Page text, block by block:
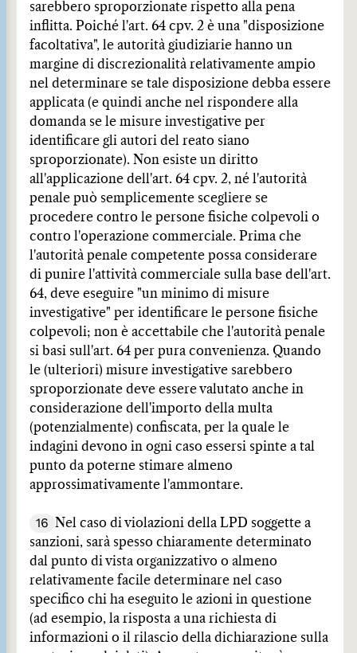
sarebbero sproporzionate rispetto alla pena
inflitta. Poiché l'art. 64 cpv. 2 è una "disposizione
facoltativa", le autorità giudiziarie hanno un
margine di discrezionalità relativamente ampio
nel determinare se tale disposizione debba essere
applicata (e quindi anche nel rispondere alla
domanda se le misure investigative per
identificare gli autori del reato siano
sproporzionate). Non esiste un diritto
all'applicazione dell'art. 64 cpv. 2, né l'autorità
penale può semplicemente scegliere se
procedere contro le persone fisiche colpevoli o
contro l'operazione commerciale. Prima che
l'autorità penale competente possa considerare
di punire l'attività commerciale sulla base dell'art.
64, deve eseguire "un minimo di misure
investigative" per identificare le persone fisiche
colpevoli; non è accettabile che l'autorità penale
si basi sull'art. 64 per pura convenienza. Quando
le (ulteriori) misure investigative sarebbero
sproporzionate deve essere valutato anche in
considerazione dell'importo della multa
(potenzialmente) confiscata, per la quale le
indagini devono in ogni caso essersi spinte a tal
punto da poterne stimare almeno
approssimativamente l'ammontare.
16
Nel caso di violazioni della LPD soggette a
sanzioni, sarà spesso chiaramente determinato
dal punto di vista organizzativo o almeno
relativamente facile determinare nel caso
specifico chi ha eseguito le azioni in questione
(ad esempio, la risposta a una richiesta di
informazioni o il rilascio della dichiarazione sulla